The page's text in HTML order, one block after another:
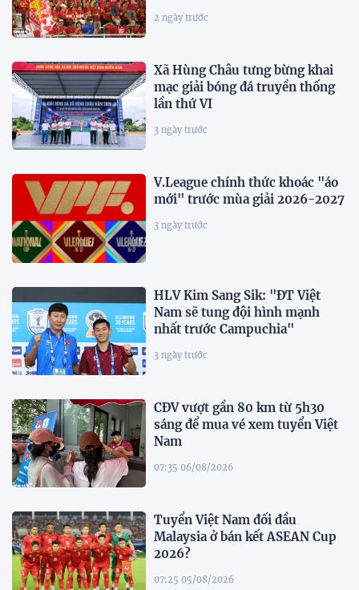
2 ngày trước
Xã Hùng Châu tưng bừng khai
mạc giải bóng đá truyền thống
lần thứ VI
3 ngày trước
V.League chính thức khoác "áo
mới" trước mùa giải 2026-2027
3 ngày trước
HLV Kim Sang Sik: "ĐT Việt
Nam sẽ tung đội hình mạnh
nhất trước Campuchia"
3 ngày trước
CĐV vượt gần 80 km từ 5h30
sáng để mua vé xem tuyển Việt
Nam
07:35 06/08/2026
Tuyển Việt Nam đối đầu
Malaysia ở bán kết ASEAN Cup
2026?
07:25 05/08/2026